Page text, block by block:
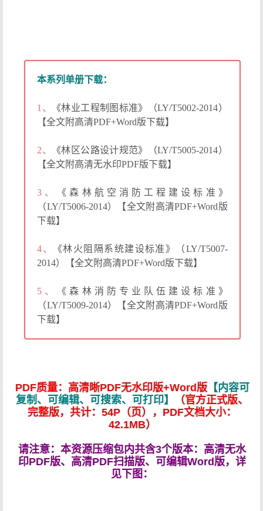
本系列单册下载：
1、
《林业工程制图标准》（LY/T5002-2014）
【全文附高清PDF+Word版下载】
2、
《林区公路设计规范》（LY/T5005-2014）
【全文附高清无水印PDF版下载】
3、
《森林航空消防工程建设标准》
（LY/T5006-2014）【全文附高清PDF+Word版
下载】
4、
《林火阻隔系统建设标准》（LY/T5007-
2014）【全文附高清PDF+Word版下载】
5、
《森林消防专业队伍建设标准》
（LY/T5009-2014）【全文附高清PDF+Word版
下载】
PDF质量：高清晰PDF无水印版+Word版【内容可
复制、可编辑、可搜索、可打印】
（官方正式版、
完整版，共计：54P（页），PDF文档大小：
42.1MB）
请注意：本资源压缩包内共含3个版本：高清无水
印PDF版、高清PDF扫描版、可编辑Word版，详
见下图：